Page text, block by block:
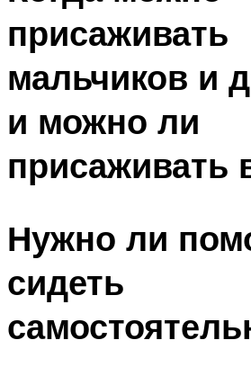
присаживать
мальчиков и
и можно ли
присаживать
Нужно ли
сидеть